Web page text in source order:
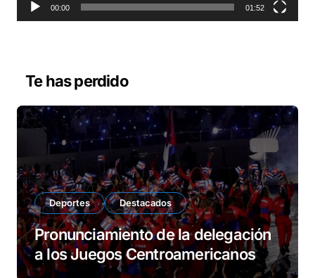
r
d
e
00:00 01:52
Te has perdido
Deportes Destacados
Pronunciamiento de la delegación
a los Juegos Centroamericanos